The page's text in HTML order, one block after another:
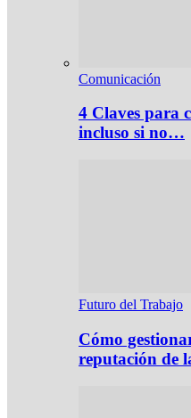
Comunicación
4 Claves para
incluso si no…
Futuro del Trabajo
Cómo
reputación de